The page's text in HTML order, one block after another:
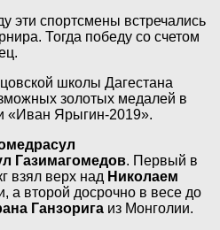
эти спортсмены встречались
Тогда победу со счетом
школы Дагестана
золотых медалей в
«Иван Ярыгин-2019».
Газимагомедов. Первый в
взял верх над Николаем
а второй досрочно в весе до
Ганзорига из Монголии.